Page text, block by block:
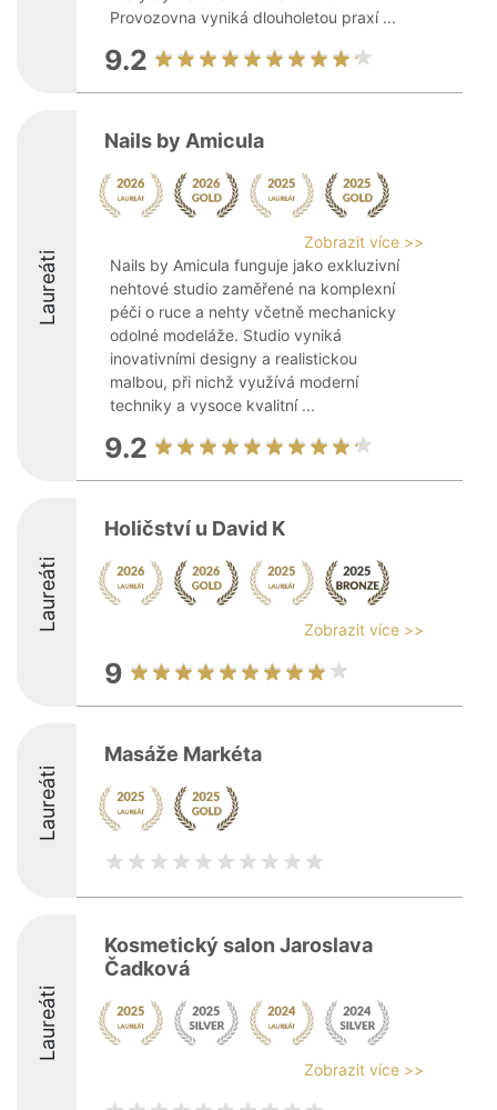
Provozovna vyniká dlouholetou praxí ...
9.2
Laureáti
Nails by Amicula
Zobrazit více >>
Nails by Amicula funguje jako exkluzivní
nehtové studio zaměřené na komplexní
péči o ruce a nehty včetně mechanicky
odolné modeláže. Studio vyniká
inovativními designy a realistickou
malbou, při nichž využívá moderní
techniky a vysoce kvalitní ...
9.2
Laureáti
Holičství u David K
Zobrazit více >>
9
Laureáti
Masáže Markéta
Laureáti
Kosmetický salon Jaroslava
Čadková
Zobrazit více >>